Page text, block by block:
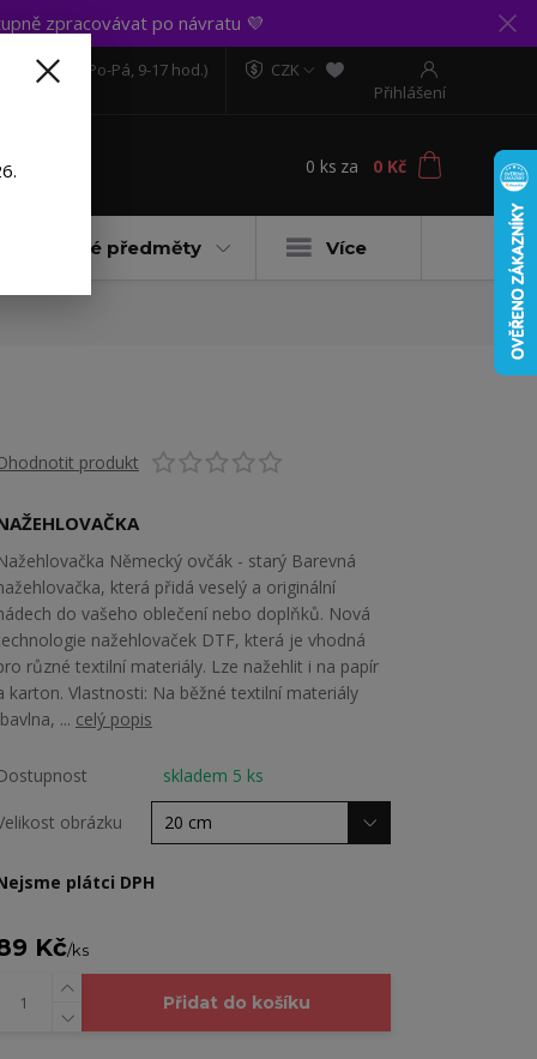
zpracovávat po návratu 💜
CZK
Přihlášení
888 281 (Po-Pá, 9-17 hod.)
0 ks za 0 Kč
Dárkové předměty Více
produkt
Německý ovčák - starý Barevná
která přidá veselý a originální
do vašeho oblečení nebo doplňků. Nová
nažehlovaček DTF, která je vhodná
různé textilní materiály. Lze nažehlit i na papír
karton. Vlastnosti: Na běžné textilní materiály
... celý popis
skladem 5 ks
obrázku
plátci DPH
Kč/ks
Přidat do košíku